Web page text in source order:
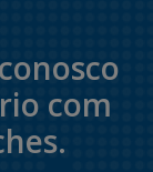
com